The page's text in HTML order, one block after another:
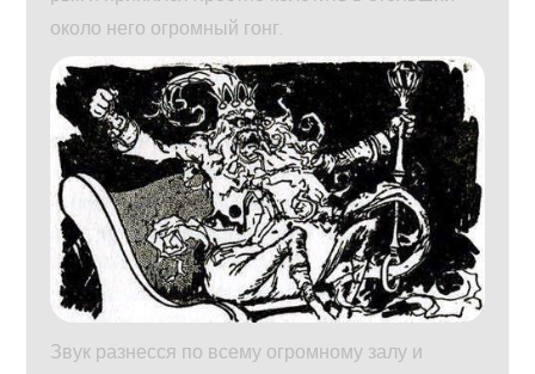
около него огромный гонг.
Звук разнесся по всему огромному залу и